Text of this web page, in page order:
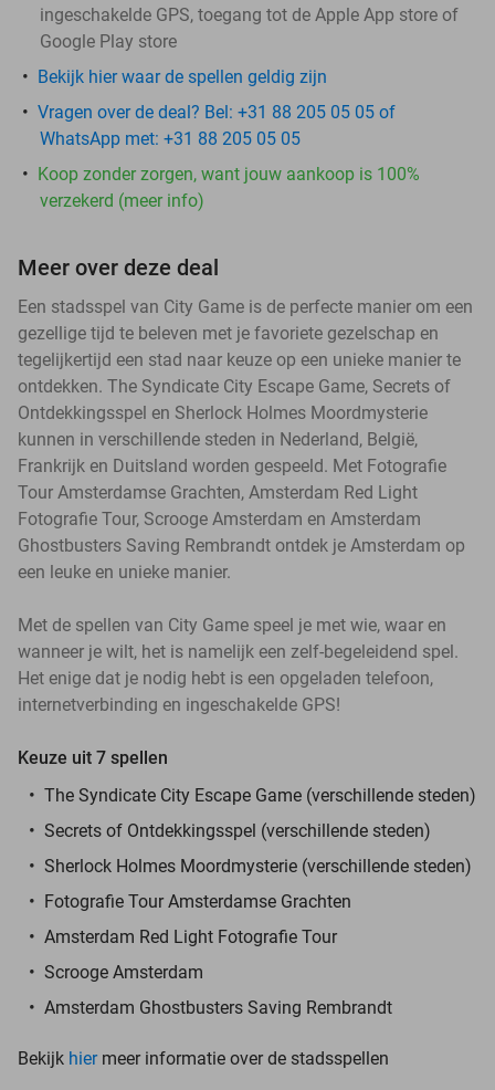
ingeschakelde GPS, toegang tot de Apple App store of
Google Play store
Bekijk hier waar de spellen geldig zijn
Vragen over de deal? Bel: +31 88 205 05 05 of
WhatsApp met: +31 88 205 05 05
Koop zonder zorgen, want jouw aankoop is 100%
verzekerd (meer info)
Meer over deze deal
Een stadsspel van City Game is de perfecte manier om een
gezellige tijd te beleven met je favoriete gezelschap en
tegelijkertijd een stad naar keuze op een unieke manier te
ontdekken. The Syndicate City Escape Game, Secrets of
Ontdekkingsspel en Sherlock Holmes Moordmysterie
kunnen in verschillende steden in Nederland, België,
Frankrijk en Duitsland worden gespeeld. Met Fotografie
Tour Amsterdamse Grachten, Amsterdam Red Light
Fotografie Tour, Scrooge Amsterdam en Amsterdam
Ghostbusters Saving Rembrandt ontdek je Amsterdam op
een leuke en unieke manier.
Met de spellen van City Game speel je met wie, waar en
wanneer je wilt, het is namelijk een zelf-begeleidend spel.
Het enige dat je nodig hebt is een opgeladen telefoon,
internetverbinding en ingeschakelde GPS!
Keuze uit 7 spellen
The Syndicate City Escape Game (verschillende steden)
Secrets of Ontdekkingsspel (verschillende steden)
Sherlock Holmes Moordmysterie (verschillende steden)
Fotografie Tour Amsterdamse Grachten
Amsterdam Red Light Fotografie Tour
Scrooge Amsterdam
Amsterdam Ghostbusters Saving Rembrandt
Bekijk hiermeer informatie over de stadsspellen